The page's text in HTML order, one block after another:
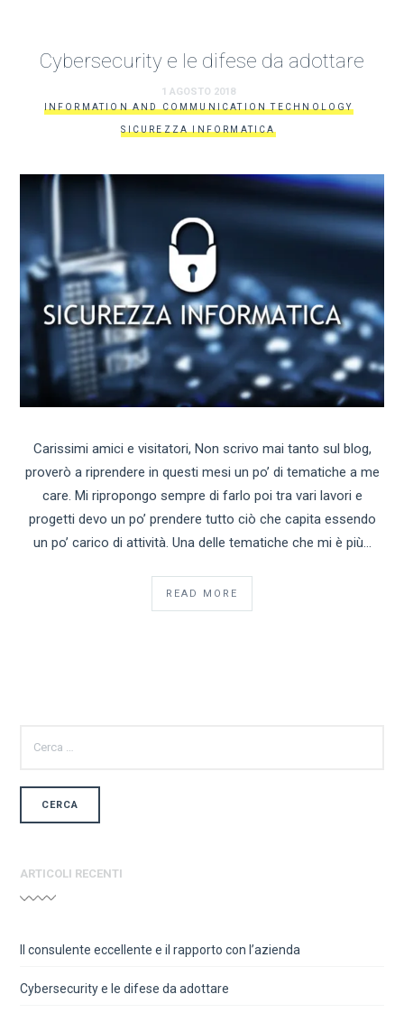
Cybersecurity e le difese da adottare
1 AGOSTO 2018
INFORMATION AND COMMUNICATION TECHNOLOGY
SICUREZZA INFORMATICA
Carissimi amici e visitatori, Non scrivo mai tanto sul blog,
proverò a riprendere in questi mesi un po’ di tematiche a me
care. Mi ripropongo sempre di farlo poi tra vari lavori e
progetti devo un po’ prendere tutto ciò che capita essendo
un po’ carico di attività. Una delle tematiche che mi è più…
READ MORE
PER:
ARTICOLI RECENTI
Il consulente eccellente e il rapporto con l’azienda
Cybersecurity e le difese da adottare